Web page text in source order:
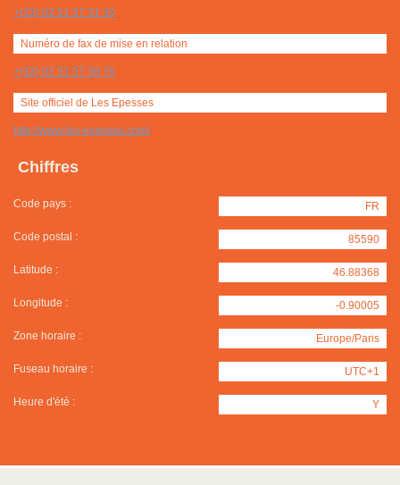
+(33) 02 51 57 31 30
Numéro de fax de mise en relation
+(33) 02 51 57 39 76
Site officiel de Les Epesses
http://www.les-epesses.com/
Chiffres
Code pays : FR
Code postal : 85590
Latitude : 46.88368
Longitude : -0.90005
Zone horaire : Europe/Paris
Fuseau horaire : UTC+1
Heure d'été : Y